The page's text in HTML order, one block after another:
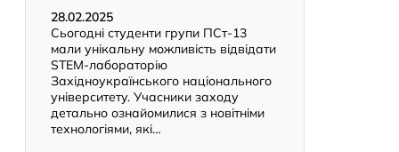
28.02.2025
Сьогодні студенти групи ПСт-13
мали унікальну можливість відвідати
STEM-лабораторію
Західноукраїнського національного
університету. Учасники заходу
детально ознайомилися з новітніми
технологіями, які…